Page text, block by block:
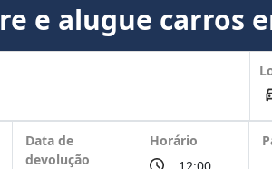
e alugue carros
Data de
devolução
Horário